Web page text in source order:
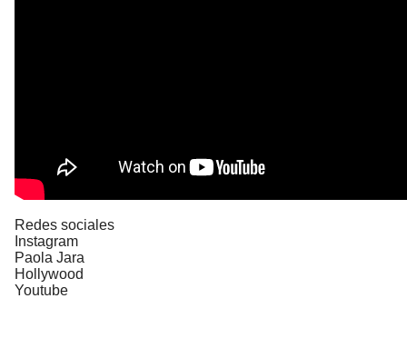
Redes sociales
Instagram
Paola Jara
Hollywood
Youtube